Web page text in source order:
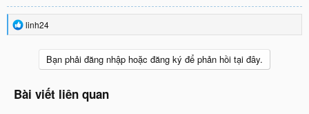
R
e
o
n
linh24
Bạn phải đăng nhập hoặc đăng ký để phản hồi tại đây.
Bài viết liên quan